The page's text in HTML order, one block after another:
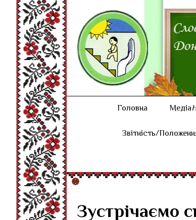
Головна Медіа
Звітність/
Зустрічаємо